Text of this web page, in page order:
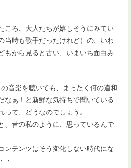
ころ、大人たちが嬉しそうにみてい
当時も歌手だったけれど）の、いわ
もから見ると古い、いまいち面白み
音楽を聴いても、まったく何の違和
なぁ！と新鮮な気持ちで聞いている
って、どうなのでしょう。
、昔の私のように、思っているんで
ンテンツはそう変化しない時代にな
・